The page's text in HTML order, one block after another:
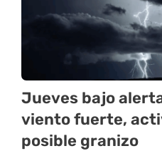
Jueves bajo
viento fuerte,
posible granizo